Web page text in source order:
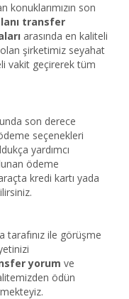
konuklarımızın son
transfer
arasında en kaliteli
şirketimiz seyahat
vakit geçirerek tüm
son derece
seçenekleri
yardımcı
ödeme
kredi kartı yada
tarafınız ile görüşme
yorum ve
ödün